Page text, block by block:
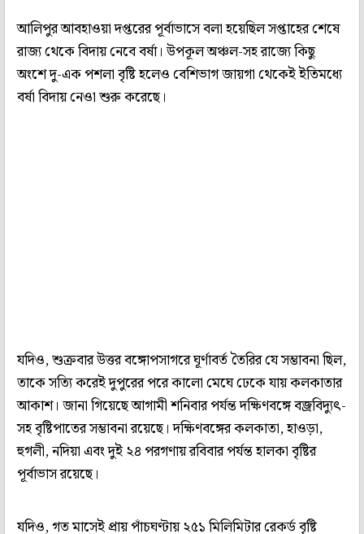
আলিপুর আবহাওয়া দপ্তরের পূর্বাভাসে বলা হয়েছিল সপ্তাহের শেষে
রাজ্য থেকে বিদায় নেবে বর্ষা। উপকূল অঞ্চল-সহ রাজ্যে কিছু
অংশে দু-এক পশলা বৃষ্টি হলেও বেশিভাগ জায়গা থেকেই ইতিমধ্যে
বর্ষা বিদায় নেওা শুরু করেছে।
যদিও, শুক্রবার উত্তর বঙ্গোপসাগরে ঘূর্ণাবর্ত তৈরির যে সম্ভাবনা ছিল,
তাকে সত্যি করেই দুপুরের পরে কালো মেঘে ঢেকে যায় কলকাতার
আকাশ। জানা গিয়েছে আগামী শনিবার পর্যন্ত দক্ষিণবঙ্গে বজ্রবিদ্যুৎ-
সহ বৃষ্টিপাতের সম্ভাবনা রয়েছে। দক্ষিণবঙ্গের কলকাতা, হাওড়া,
হুগলী, নদিয়া এবং দুই ২৪ পরগণায় রবিবার পর্যন্ত হালকা বৃষ্টির
পূর্বাভাস রয়েছে।
যদিও, গত মাসেই প্রায় পাঁচঘণ্টায় ২৫১ মিলিমিটার রেকর্ড বৃষ্টি